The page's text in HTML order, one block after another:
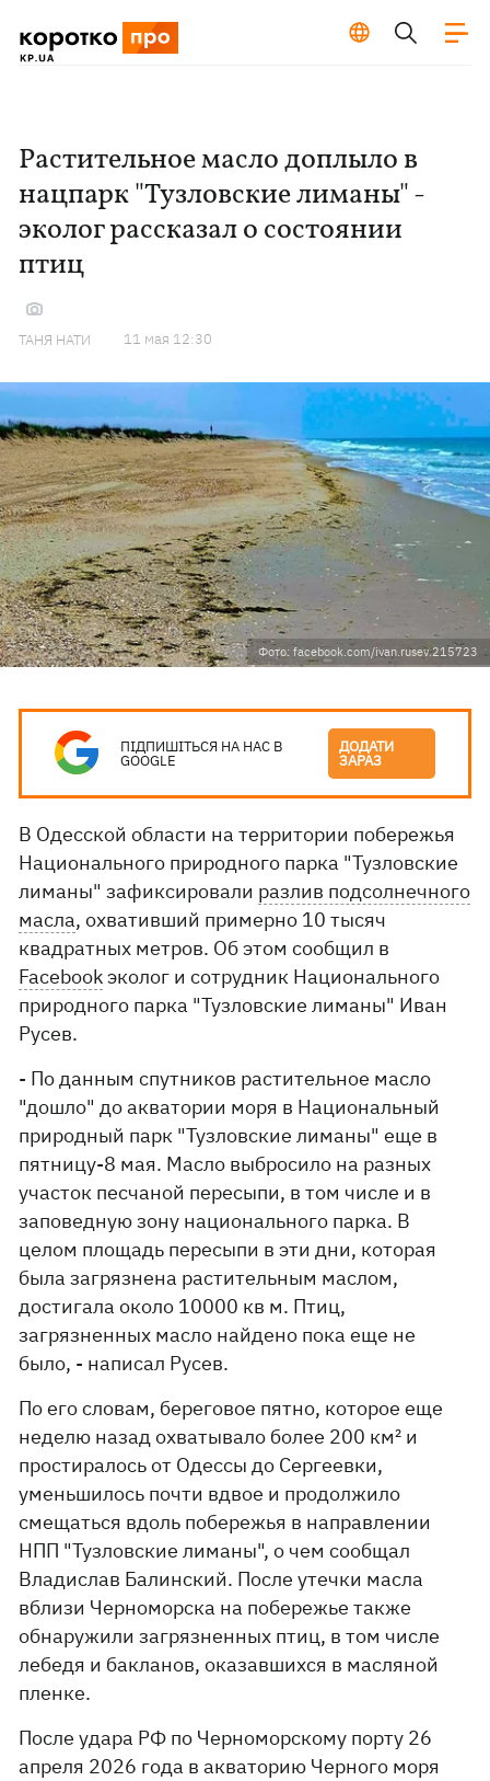
Растительное масло доплыло в
нацпарк "Тузловские лиманы" -
эколог рассказал о состоянии
птиц
ТАНЯ НАТИ 11 мая 12:30
Фото: facebook.com/ivan.rusev.215723
ПІДПИШІТЬСЯ НА НАС В
GOOGLE
ДОДАТИ
ЗАРАЗ
В Одесской области на территории побережья
Национального природного парка "Тузловские
лиманы" зафиксировали разлив подсолнечного
масла, охвативший примерно 10 тысяч
квадратных метров. Об этом сообщил в
Facebookэколог и сотрудник Национального
природного парка "Тузловские лиманы" Иван
Русев.
- По данным спутников растительное масло
"дошло" до акватории моря в Национальный
природный парк "Тузловские лиманы" еще в
пятницу-8 мая. Масло выбросило на разных
участок песчаной пересыпи, в том числе и в
заповедную зону национального парка. В
целом площадь пересыпи в эти дни, которая
была загрязнена растительным маслом,
достигала около 10000 кв м. Птиц,
загрязненных масло найдено пока еще не
было, - написал Русев.
По его словам, береговое пятно, которое еще
неделю назад охватывало более 200 км² и
простиралось от Одессы до Сергеевки,
уменьшилось почти вдвое и продолжило
смещаться вдоль побережья в направлении
НПП "Тузловские лиманы", о чем сообщал
Владислав Балинский. После утечки масла
вблизи Черноморска на побережье также
обнаружили загрязненных птиц, в том числе
лебедя и бакланов, оказавшихся в масляной
пленке.
После удара РФ по Черноморскому порту 26
апреля 2026 года в акваторию Черного моря